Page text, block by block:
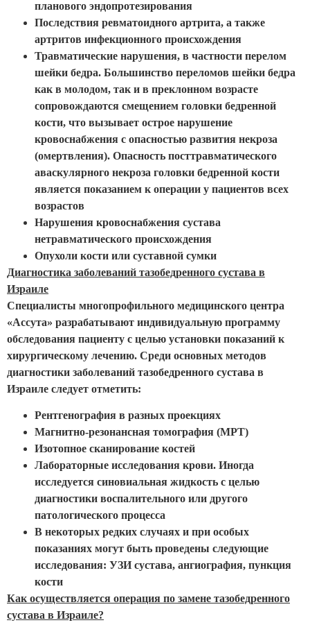
планового эндопротезирования
Последствия ревматоидного артрита, а также
артритов инфекционного происхождения
Травматические нарушения, в частности перелом
шейки бедра. Большинство переломов шейки бедра
как в молодом, так и в преклонном возрасте
сопровождаются смещением головки бедренной
кости, что вызывает острое нарушение
кровоснабжения с опасностью развития некроза
(омертвления). Опасность посттравматического
аваскулярного некроза головки бедренной кости
является показанием к операции у пациентов всех
возрастов
Нарушения кровоснабжения сустава
нетравматического происхождения
Опухоли кости или суставной сумки
Диагностика заболеваний тазобедренного сустава в
Израиле
Специалисты многопрофильного медицинского центра
«Ассута» разрабатывают индивидуальную программу
обследования пациенту с целью установки показаний к
хирургическому лечению. Среди основных методов
диагностики заболеваний тазобедренного сустава в
Израиле следует отметить:
Рентгенография в разных проекциях
Магнитно-резонансная томография (МРТ)
Изотопное сканирование костей
Лабораторные исследования крови. Иногда
исследуется синовиальная жидкость с целью
диагностики воспалительного или другого
патологического процесса
В некоторых редких случаях и при особых
показаниях могут быть проведены следующие
исследования: УЗИ сустава, ангиография, пункция
кости
Как осуществляется операция по замене тазобедренного
сустава в Израиле?